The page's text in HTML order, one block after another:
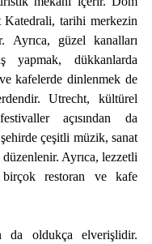
tarihi merkezin
Ayrıca, güzel kanalları
yapmak, dükkanlarda
kafelerde dinlenmek de
Utrecht, kültürel
açısından da
çeşitli müzik, sanat
Ayrıca, lezzetli
birçok restoran ve kafe
da oldukça elverişlidir.